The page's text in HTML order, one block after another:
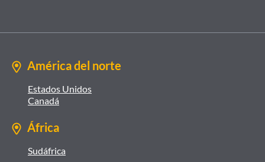
América del norte
Estados Unidos
Canadá
África
Sudáfrica